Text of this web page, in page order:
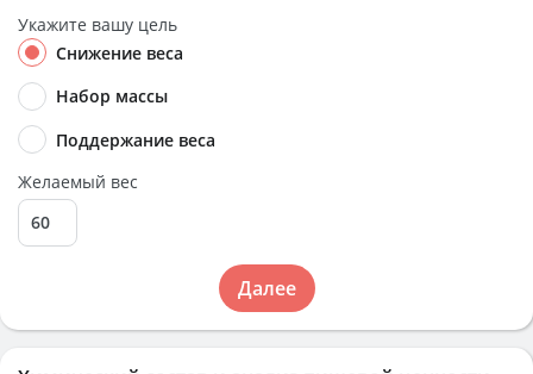
Укажите вашу цель
Снижение веса
Набор массы
Поддержание веса
Желаемый вес
Далее